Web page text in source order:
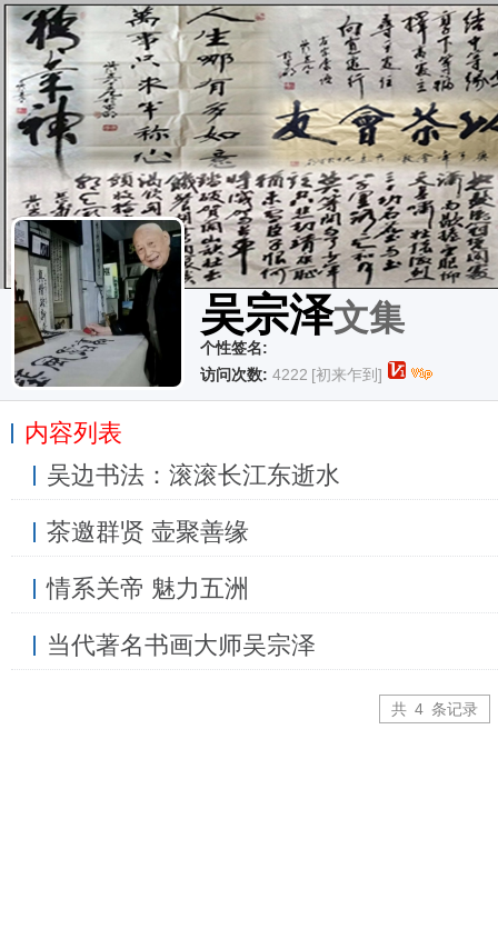
吴宗泽文集
个性签名:
访问次数: 4222 [初来乍到]
内容列表
吴边书法：滚滚长江东逝水
茶邀群贤 壶聚善缘
情系关帝 魅力五洲
当代著名书画大师吴宗泽
共 4 条记录